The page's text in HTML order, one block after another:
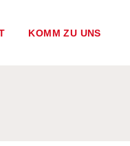
KOMM ZU UNS